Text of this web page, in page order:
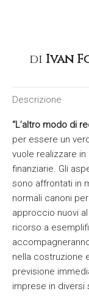
di Ivan
Descrizione
“L’altro modo di
per essere un
vuole realizzare
finanziarie. Gli
sono affrontati in
normali canoni
approccio nuovi
ricorso a
nella costruzione
previsione
imprese in diversi